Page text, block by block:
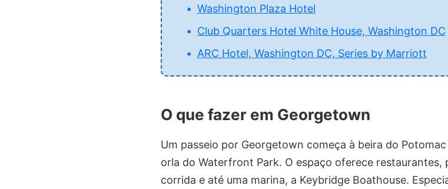
Washington Plaza Hotel
Club Quarters Hotel White House, Washington DC
ARC Hotel, Washington DC, Series by Marriott
O que fazer em Georgetown
Um passeio por Georgetown começa à beira do
orla do Waterfront Park. O espaço oferece restaurantes,
corrida e até uma marina, a Keybridge Boathouse.